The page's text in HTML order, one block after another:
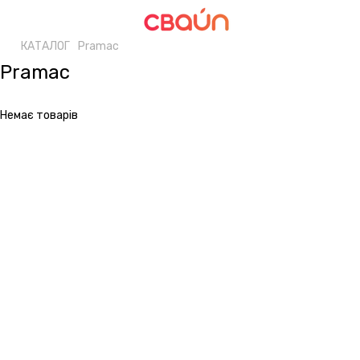
КАТАЛОГ Pramac
Pramac
Немає товарів